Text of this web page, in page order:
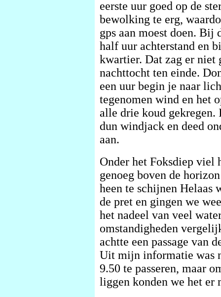
eerste uur goed op de
bewolking te erg,
gps aan moest doen. Bij
half uur achterstand en
kwartier. Dat zag er niet
nachttocht ten einde.
een uur begin je naar
tegenomen wind en het
alle drie koud
dun windjack en deed
aan.
Onder het Foksdiep viel
genoeg boven de
heen te schijnen Helaas
de pret en gingen we
het nadeel van veel
omstandigheden
achtte een passage van
Uit mijn informatie was
9.50 te passeren, maar
liggen konden we het er